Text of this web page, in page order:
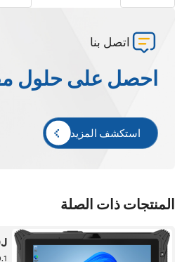
اتصل بنا
احصل على حلول
استكشف المزيد
المنتجات ذات الصلة